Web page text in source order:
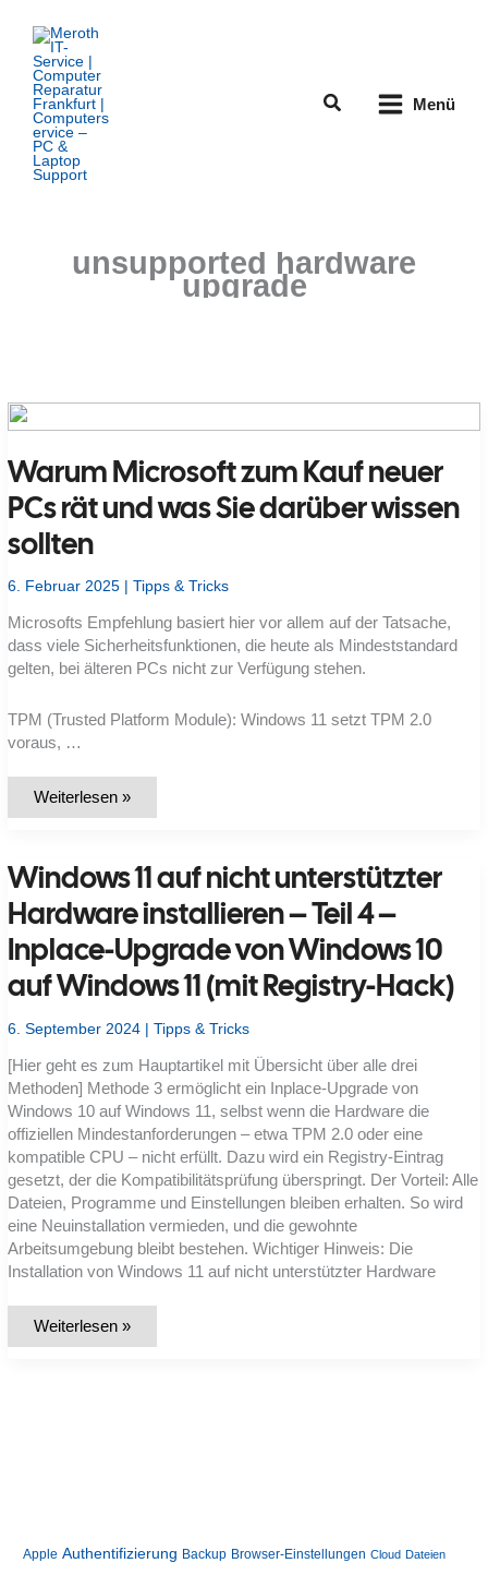
Inhalt
springen
Suchen Menü
unsupported hardware
upgrade
Warum Microsoft zum Kauf neuer
PCs rät und was Sie darüber wissen
sollten
6. Februar 2025 |Tipps & Tricks
Microsofts Empfehlung basiert hier vor allem auf der Tatsache,
dass viele Sicherheitsfunktionen, die heute als Mindeststandard
gelten, bei älteren PCs nicht zur Verfügung stehen.
TPM (Trusted Platform Module): Windows 11 setzt TPM 2.0
voraus, …
Warum
PCs
rät
was
darüber
wissen
sollten
Weiterlesen »
Windows 11 auf nicht unterstützter
Hardware installieren – Teil 4 –
Inplace-Upgrade von Windows 10
auf Windows 11 (mit Registry-Hack)
6. September 2024 |Tipps & Tricks
[Hier geht es zum Hauptartikel mit Übersicht über alle drei
Methoden] Methode 3 ermöglicht ein Inplace-Upgrade von
Windows 10 auf Windows 11, selbst wenn die Hardware die
offiziellen Mindestanforderungen – etwa TPM 2.0 oder eine
kompatible CPU – nicht erfüllt. Dazu wird ein Registry-Eintrag
gesetzt, der die Kompatibilitätsprüfung überspringt. Der Vorteil: Alle
Dateien, Programme und Einstellungen bleiben erhalten. So wird
eine Neuinstallation vermieden, und die gewohnte
Arbeitsumgebung bleibt bestehen. Wichtiger Hinweis: Die
Installation von Windows 11 auf nicht unterstützter Hardware
Windows
10
Weiterlesen »
Apple Authentifizierung Backup Browser-Einstellungen Cloud Dateien